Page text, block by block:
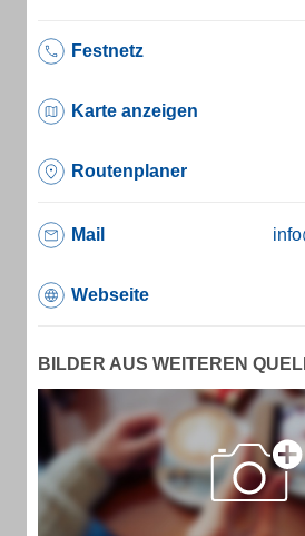
Festnetz
Karte anzeigen
Routenplaner
Mail
Webseite
BILDER AUS WEITEREN